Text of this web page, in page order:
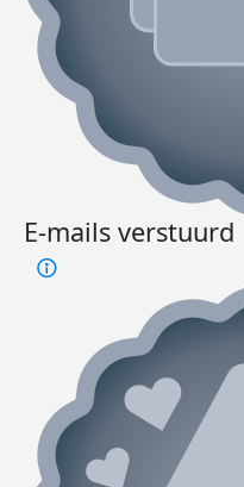
E-mails verstuurd